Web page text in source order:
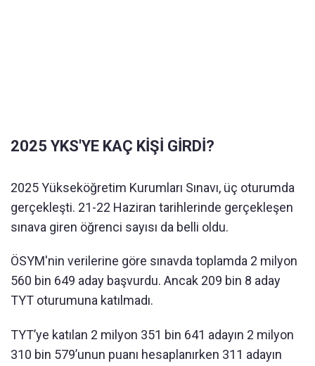
2025 YKS'YE KAÇ KİŞİ GİRDİ?
2025 Yükseköğretim Kurumları Sınavı, üç oturumda
gerçekleşti. 21-22 Haziran tarihlerinde gerçekleşen
sınava giren öğrenci sayısı da belli oldu.
ÖSYM'nin verilerine göre sınavda toplamda 2 milyon
560 bin 649 aday başvurdu. Ancak 209 bin 8 aday
TYT oturumuna katılmadı.
TYT’ye katılan 2 milyon 351 bin 641 adayın 2 milyon
310 bin 579’unun puanı hesaplanırken 311 adayın